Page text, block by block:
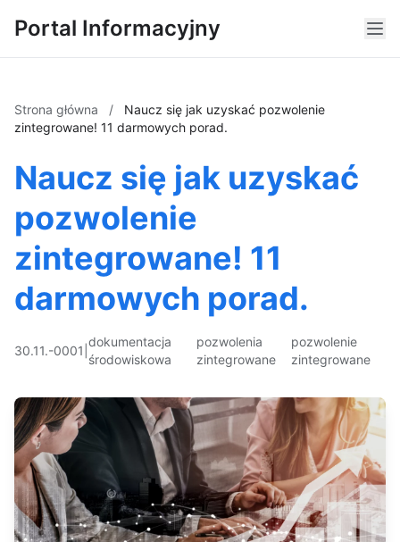
Portal Informacyjny
Strona główna /
Naucz się jak uzyskać pozwolenie
zintegrowane! 11 darmowych porad.
Naucz się jak uzyskać
pozwolenie
zintegrowane! 11
darmowych porad.
30.11.-0001
dokumentacja
środowiskowa
pozwolenia
zintegrowane
pozwolenie
zintegrowane